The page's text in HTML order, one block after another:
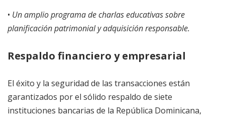
• Un amplio programa de charlas educativas sobre
planificación patrimonial y adquisición responsable.
​Respaldo financiero y empresarial
​El éxito y la seguridad de las transacciones están
garantizados por el sólido respaldo de siete
instituciones bancarias de la República Dominicana,